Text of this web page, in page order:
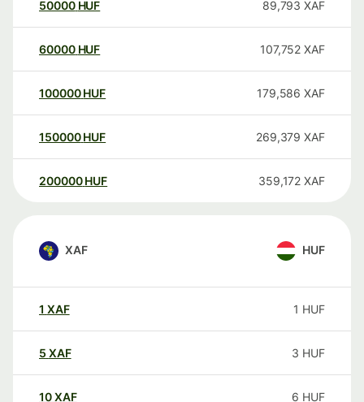
50000 HUF 89,793 XAF
60000 HUF 107,752 XAF
100000 HUF 179,586 XAF
150000 HUF 269,379 XAF
200000 HUF 359,172 XAF
XAF HUF
1 XAF 1 HUF
5 XAF 3 HUF
10XAF 6 HUF